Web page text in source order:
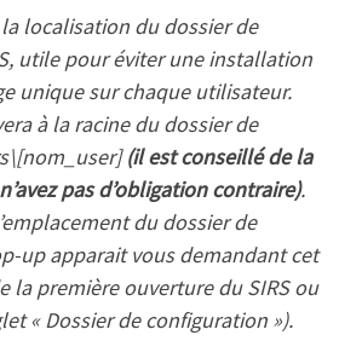
localisation du dossier de
utile pour éviter une installation
unique sur chaque utilisateur.
à la racine du dossier de
(il est conseillé de la
pas d’obligation contraire).
du dossier de
up apparait vous demandant cet
la première ouverture du SIRS ou
« Dossier de configuration »).